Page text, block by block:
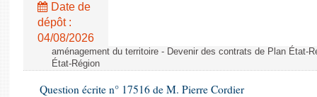
Date de
dépôt :
04/08/2026
aménagement du territoire - Devenir des contrats de Plan État-
État-Région
Question écrite n° 17516 de M. Pierre Cordier